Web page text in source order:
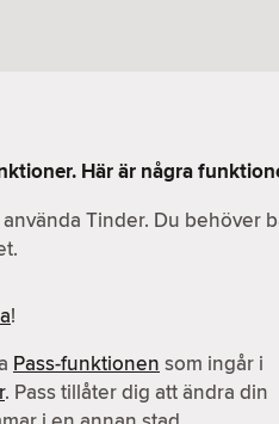
Här är några
Tinder. Du behöver
!
Pass-funktionen som ingår i
. Pass tillåter dig att ändra din